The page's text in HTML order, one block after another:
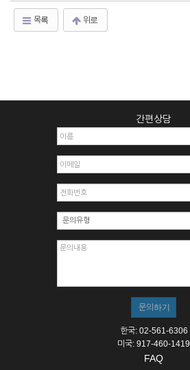
목록 위로
간편상담
한국: 02-561-6306
미국: 917-460-1419
FAQ